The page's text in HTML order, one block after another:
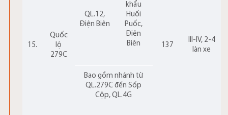
15.
Quốc
lộ
279C
QL.12,
Điện Biên
khẩu
Huối
Puốc,
Điện
Biên
137
III-IV, 2-4
làn xe
Bao gồm nhánh từ
QL.279C đến Sốp
Cộp, QL.4G